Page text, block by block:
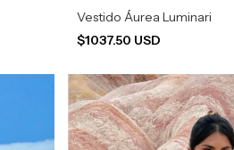
Vestido Áurea Luminari
$1037.50 USD